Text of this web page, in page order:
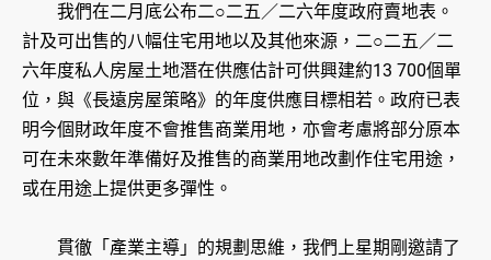
我們在二月底公布二○二五／二六年度政府賣地表。
計及可出售的八幅住宅用地以及其他來源，二○二五／二
六年度私人房屋土地潛在供應估計可供興建約13 700個單
位，與《長遠房屋策略》的年度供應目標相若。政府已表
明今個財政年度不會推售商業用地，亦會考慮將部分原本
可在未來數年準備好及推售的商業用地改劃作住宅用途，
或在用途上提供更多彈性。
貫徹「產業主導」的規劃思維，我們上星期剛邀請了